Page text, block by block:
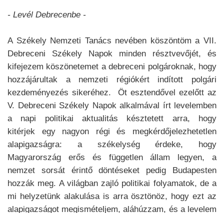
- Levél Debrecenbe -
A Székely Nemzeti Tanács nevében köszöntöm a VII.
Debreceni Székely Napok minden résztvevőjét, és
kifejezem köszönetemet a debreceni polgároknak, hogy
hozzájárultak a nemzeti régiókért indított polgári
kezdeményezés sikeréhez. Öt esztendővel ezelőtt az
V. Debreceni Székely Napok alkalmával írt levelemben
a napi politikai aktualitás késztetett arra, hogy
kitérjek egy nagyon régi és megkérdőjelezhetetlen
alapigazságra: a székelység érdeke, hogy
Magyarország erős és független állam legyen, a
nemzet sorsát érintő döntéseket pedig Budapesten
hozzák meg. A világban zajló politikai folyamatok, de a
mi helyzetünk alakulása is arra ösztönöz, hogy ezt az
alapigazságot megismételjem, aláhúzzam, és a levelem